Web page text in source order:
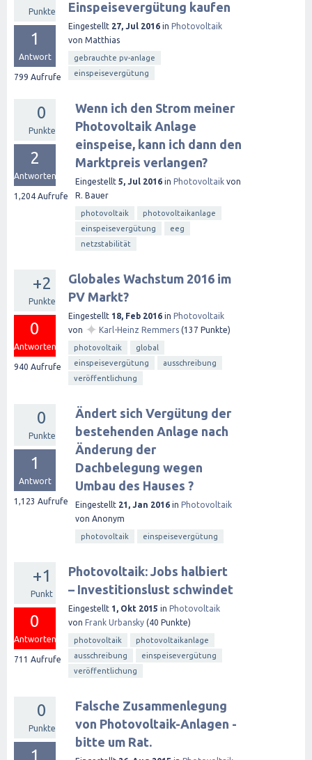
Punkte
1
Antwort
799 Aufrufe
Einspeisevergütung kaufen
Eingestellt 27, Jul 2016 in Photovoltaik
von Matthias
gebrauchte pv-anlage
einspeisevergütung
0
Punkte
2
Antworten
1,204 Aufrufe
Wenn ich den Strom meiner
Photovoltaik Anlage
einspeise, kann ich dann den
Marktpreis verlangen?
Eingestellt 5, Jul 2016 in Photovoltaik von
R. Bauer
photovoltaik
photovoltaikanlage
einspeisevergütung
eeg
netzstabilität
+2
Punkte
0
Antworten
940 Aufrufe
Globales Wachstum 2016 im
PV Markt?
Eingestellt 18, Feb 2016 in Photovoltaik
von ✦ Karl-Heinz Remmers (137 Punkte)
photovoltaik
global
einspeisevergütung
ausschreibung
veröffentlichung
0
Punkte
1
Antwort
1,123 Aufrufe
Ändert sich Vergütung der
bestehenden Anlage nach
Änderung der
Dachbelegung wegen
Umbau des Hauses ?
Eingestellt 21, Jan 2016 in Photovoltaik
von Anonym
photovoltaik einspeisevergütung
+1
Punkt
0
Antworten
711 Aufrufe
Photovoltaik: Jobs halbiert
– Investitionslust schwindet
Eingestellt 1, Okt 2015 in Photovoltaik
von Frank Urbansky (40 Punkte)
photovoltaik
photovoltaikanlage
ausschreibung
einspeisevergütung
veröffentlichung
0
Punkte
1
Falsche Zusammenlegung
von Photovoltaik-Anlagen -
bitte um Rat.